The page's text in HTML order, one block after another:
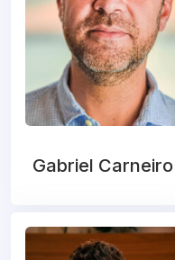
Gabriel Carneiro